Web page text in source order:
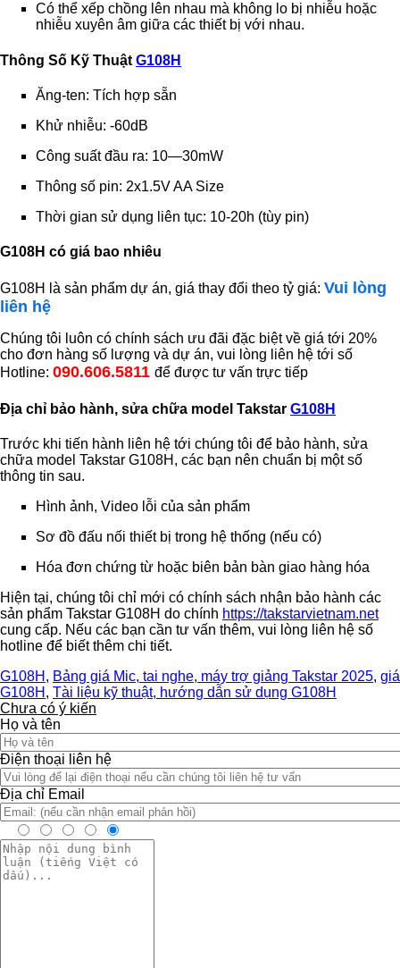
Có thể xếp chồng lên nhau mà không lo bị nhiễu hoặc
nhiễu xuyên âm giữa các thiết bị với nhau.
Thông Số Kỹ Thuật G108H
Ăng-ten: Tích hợp sẵn
Khử nhiễu: -60dB
Công suất đầu ra: 10—30mW
Thông số pin: 2x1.5V AA Size
Thời gian sử dụng liên tục: 10-20h (tùy pin)
G108H có giá bao nhiêu
G108H là sản phẩm dự án, giá thay đổi theo tỷ giá: Vui lòng
liên hệ
Chúng tôi luôn có chính sách ưu đãi đặc biệt về giá tới 20%
cho đơn hàng số lượng và dự án, vui lòng liên hệ tới số
Hotline: 090.606.5811 để được tư vấn trực tiếp
Địa chỉ bảo hành, sửa chữa model Takstar G108H
Trước khi tiến hành liên hệ tới chúng tôi để bảo hành, sửa
chữa model Takstar G108H, các bạn nên chuẩn bị một số
thông tin sau.
Hình ảnh, Video lỗi của sản phẩm
Sơ đồ đấu nối thiết bị trong hệ thống (nếu có)
Hóa đơn chứng từ hoặc biên bản bàn giao hàng hóa
Hiện tại, chúng tôi chỉ mới có chính sách nhận bảo hành các
sản phẩm Takstar G108H do chính https://takstarvietnam.net
cung cấp. Nếu các bạn cần tư vấn thêm, vui lòng liên hệ số
hotline để biết thêm chi tiết.
G108H , Bảng giá Mic, tai nghe, máy trợ giảng Takstar 2025, giá
G108H , Tài liệu kỹ thuật, hướng dẫn sử dụng G108H
Chưa có ý kiến
Họ và tên
Điện thoại liên hệ
Địa chỉ Email